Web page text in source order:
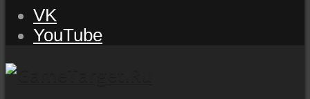
VK
YouTube